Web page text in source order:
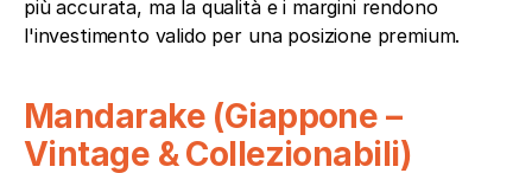
più accurata, ma la qualità e i margini rendono
l'investimento valido per una posizione premium.
Mandarake (Giappone –
Vintage & Collezionabili)